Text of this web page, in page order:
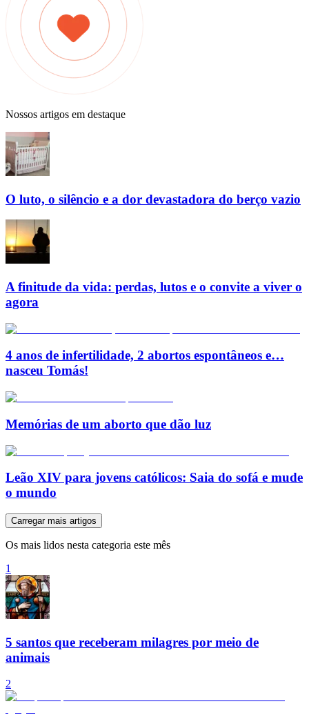
Nossos artigos em destaque
O luto, o silêncio e a dor devastadora do berço vazio
A finitude da vida: perdas, lutos e o convite a viver o
agora
4 anos de infertilidade, 2 abortos espontâneos e…
nasceu Tomás!
Memórias de um aborto que dão luz
Leão XIV para jovens católicos: Saia do sofá e mude
o mundo
Carregar mais artigos
Os mais lidos nesta categoria este mês
1
5 santos que receberam milagres por meio de
animais
2